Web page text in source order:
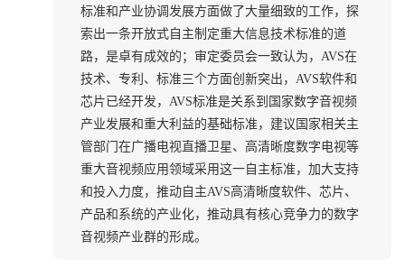
标准和产业协调发展方面做了大量细致的工作，探
索出一条开放式自主制定重大信息技术标准的道
路，是卓有成效的；审定委员会一致认为，AVS在
技术、专利、标准三个方面创新突出，AVS软件和
芯片已经开发，AVS标准是关系到国家数字音视频
产业发展和重大利益的基础标准，建议国家相关主
管部门在广播电视直播卫星、高清晰度数字电视等
重大音视频应用领域采用这一自主标准，加大支持
和投入力度，推动自主AVS高清晰度软件、芯片、
产品和系统的产业化，推动具有核心竞争力的数字
音视频产业群的形成。